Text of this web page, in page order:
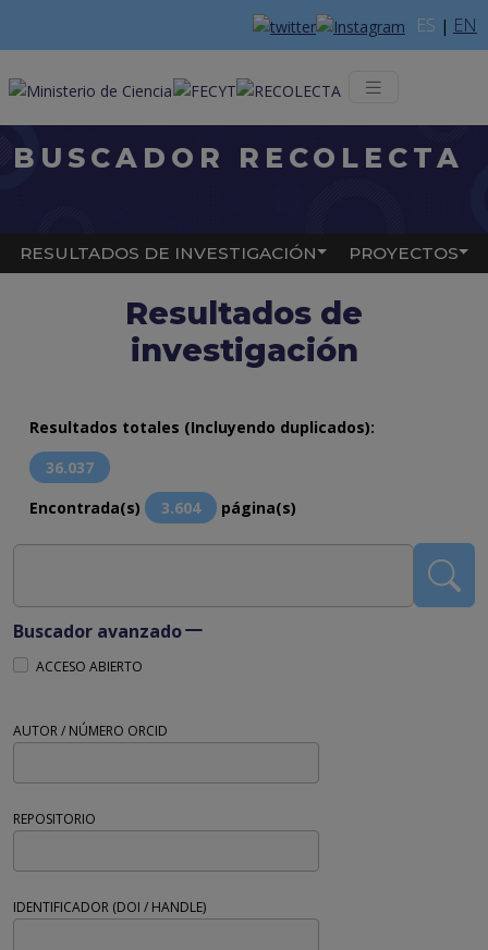
ES | EN
Menú
BUSCADOR RECOLECTA
Main navigation
RESULTADOS DE INVESTIGACIÓN PROYECTOS
Resultados de
investigación
Resultados totales (Incluyendo duplicados):
36.037
Encontrada(s)
3.604 página(s)
Buscador avanzado
ACCESO ABIERTO
AUTOR / NÚMERO ORCID
REPOSITORIO
IDENTIFICADOR (DOI / HANDLE)